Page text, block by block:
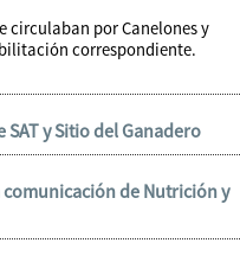
circulaban por Canelones y
correspondiente.
y Sitio del Ganadero
de Nutrición y